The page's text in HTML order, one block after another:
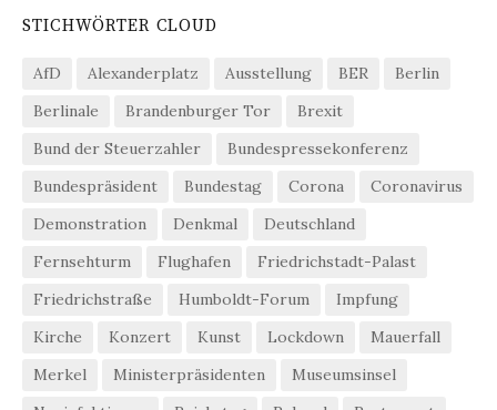
STICHWÖRTER CLOUD
AfD Alexanderplatz Ausstellung BER
Berlin
Berlinale
Brandenburger Tor
Brexit
Bund der Steuerzahler
Bundespressekonferenz
Bundespräsident
Bundestag Corona
Coronavirus
Demonstration
Denkmal
Deutschland
Fernsehturm
Flughafen
Friedrichstadt-Palast
Friedrichstraße
Humboldt-Forum
Impfung
Kirche
Konzert Kunst Lockdown
Mauerfall
Merkel
Ministerpräsidenten
Museumsinsel